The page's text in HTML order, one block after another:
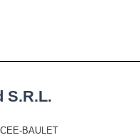
S.R.L.
BAULET